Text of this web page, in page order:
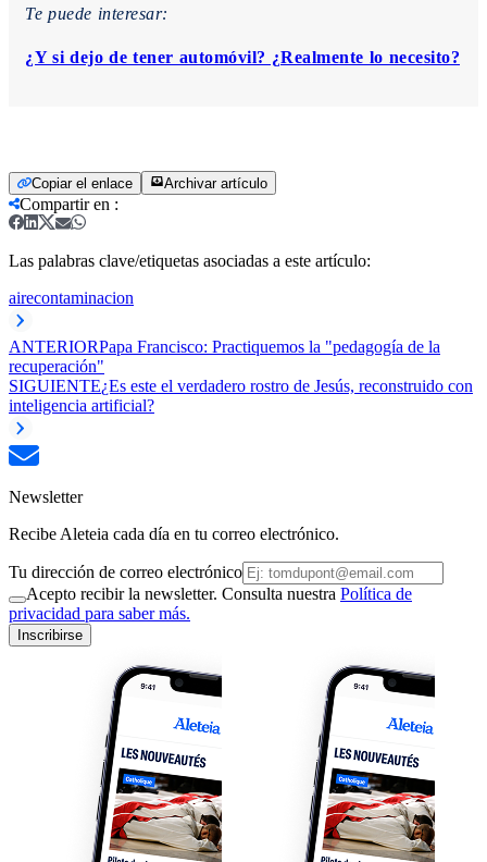
Te puede interesar:
¿Y si dejo de tener automóvil? ¿Realmente lo necesito?
Copiar el enlace Archivar artículo
Compartir en :
Las palabras clave/etiquetas asociadas a este artículo:
airecontaminacion
ANTERIORPapa Francisco: Practiquemos la "pedagogía de la
recuperación"
SIGUIENTE¿Es este el verdadero rostro de Jesús, reconstruido con
inteligencia artificial?
Newsletter
Recibe Aleteia cada día en tu correo electrónico.
Tu dirección de correo electrónico
Acepto recibir la newsletter. Consulta nuestra Política de
privacidad para saber más.
Inscribirse